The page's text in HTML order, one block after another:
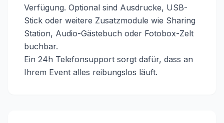
Verfügung. Optional sind Ausdrucke, USB-
Stick oder weitere Zusatzmodule wie Sharing
Station, Audio-Gästebuch oder Fotobox-Zelt
buchbar.
Ein 24h Telefonsupport sorgt dafür, dass an